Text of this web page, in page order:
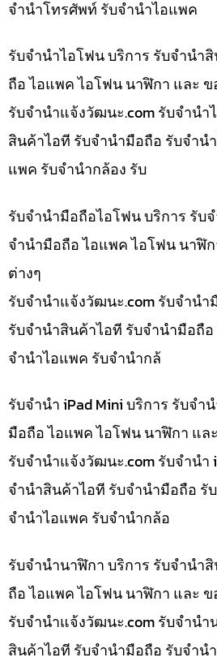
จำนำโทรศัพท์ รับจำนำไอแพค
รับจำนำไอโฟน บริการ รับจำนำ
ถือ ไอแพค ไอโฟน นาฬิกา และ
รับจํานําแจ้งวัฒนะ.com รับจำนำ
สินค้าไอที รับจำนำมือถือ รับจำน
แพค รับจำนำกล้อง รับ
รับจำนำมือถือไอโฟน บริการ รับ
จำนำมือถือ ไอแพค ไอโฟน นาฬิ
ต่างๆ
รับจํานําแจ้งวัฒนะ.com รับจำน
รับจำนำสินค้าไอที รับจำนำมือถื
จำนำไอแพค รับจำนำกล้
รับจำนำ iPad Mini บริการ รับจำ
มือถือ ไอแพค ไอโฟน นาฬิกา แล
รับจํานําแจ้งวัฒนะ.com รับจำนำ
จำนำสินค้าไอที รับจำนำมือถือ รั
จำนำไอแพค รับจำนำกล้อ
รับจำนำนาฬิกา บริการ รับจำนำ
ถือ ไอแพค ไอโฟน นาฬิกา และ
รับจํานําแจ้งวัฒนะ.com รับจำนำ
สินค้าไอที รับจำนำมือถือ รับจำน